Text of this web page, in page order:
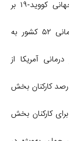
اثرات جسمی و روانی منفی همه‌گیری جهانی کووید-۱۹ بر
ابتلای ۲۲۰۷۳ نفر از کارکنان بخش درمانی ۵۲ کشور به
از کادر درمانی آمریکا از
اضطراب و استرس در حدود ۳۰ درصد کارکنان بخش
کارکنان بخش